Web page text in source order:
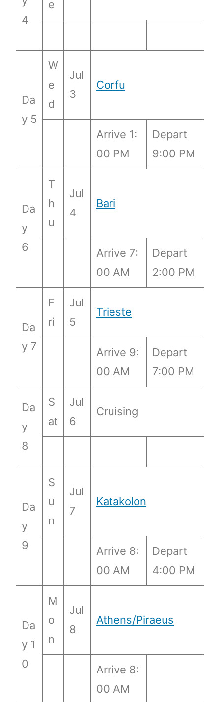
4
e
Da
y 5
W
e
d
Jul
3
Corfu
Arrive 1:
00 PM
Depart
9:00 PM
Da
y
6
T
h
u
Jul
4
Bari
Arrive 7:
00 AM
Depart
2:00 PM
Da
y 7
F
ri
Jul
5
Trieste
Arrive 9:
00 AM
Depart
7:00 PM
Da
y
8
S
at
Jul
6
Cruising
Da
y
9
S
u
n
Jul
7
Katakolon
Arrive 8:
00 AM
Depart
4:00 PM
Da
y 1
0
M
o
n
Jul
8
Athens/Piraeus
Arrive 8:
00 AM